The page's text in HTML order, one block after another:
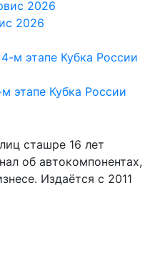
2026
этапе Кубка России
об автокомпонентах,
Издаётся с 2011